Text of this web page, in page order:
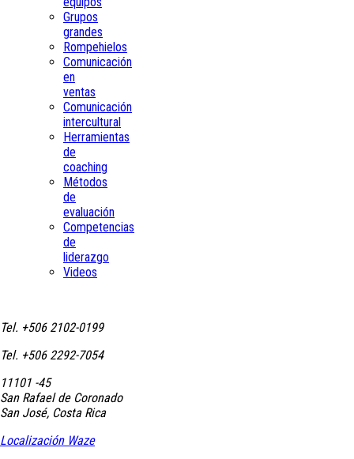
Grupos
grandes
Rompehielos
Comunicación
en
ventas
Comunicación
intercultural
Herramientas
de
coaching
Métodos
de
evaluación
Competencias
de
liderazgo
Videos
Tel. +506 2102-0199
Tel. +506 2292-7054
11101 -45
San Rafael de Coronado
San José, Costa Rica
Localización Waze